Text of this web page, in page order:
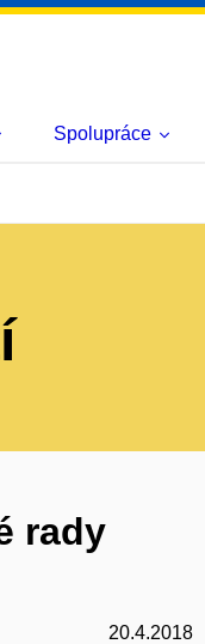
Spolupráce
rady
20.4.2018